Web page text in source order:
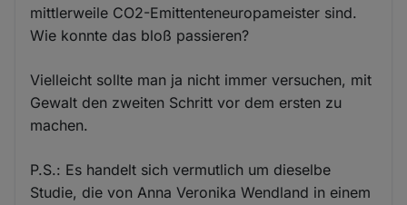
mittlerweile CO2-Emittenteneuropameister sind.
Wie konnte das bloß passieren?
Vielleicht sollte man ja nicht immer versuchen, mit
Gewalt den zweiten Schritt vor dem ersten zu
machen.
P.S.: Es handelt sich vermutlich um dieselbe
Studie, die von Anna Veronika Wendland in einem